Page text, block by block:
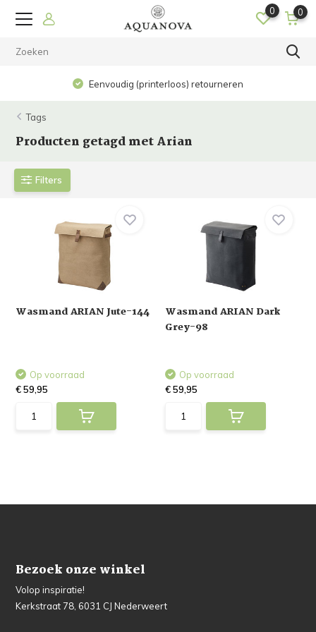
0 0
Eenvoudig (printerloos) retourneren
Tags
Producten getagd met Arian
Filters
Wasmand ARIAN Jute-144
Op voorraad
€ 59,95
Wasmand ARIAN Dark
Grey-98
Op voorraad
€ 59,95
Bezoek onze winkel
Volop inspiratie!
Kerkstraat 78, 6031 CJ Nederweert